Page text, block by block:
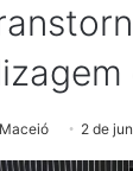
2 de